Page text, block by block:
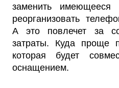
заменить имеющееся
реорганизовать
А это повлечет за
затраты. Куда проще
которая будет
оснащением.